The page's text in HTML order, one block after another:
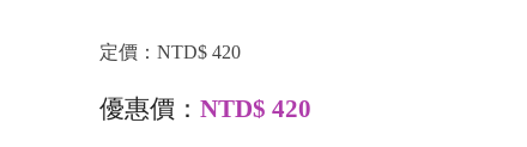
定價：NTD$ 420
優惠價： NTD$ 420